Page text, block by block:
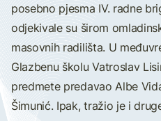
posebno pjesma IV. radne
odjekivale su širom
masovnih radilišta. U
Glazbenu školu Vatroslav
predmete predavao Albe
Šimunić. Ipak, tražio je i